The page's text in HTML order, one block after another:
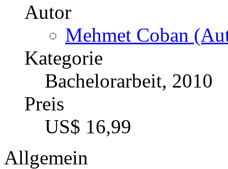
Autor
Mehmet Coban
Kategorie
Bachelorarbeit, 2010
Preis
US$ 16,99
Allgemein